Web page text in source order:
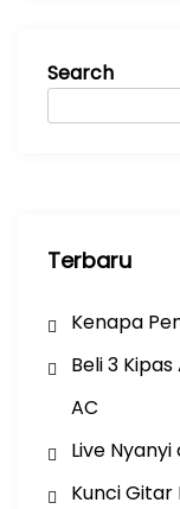
o
o
Search
Terbaru
Kenapa
Beli 3
AC
Live
Kunci Gitar